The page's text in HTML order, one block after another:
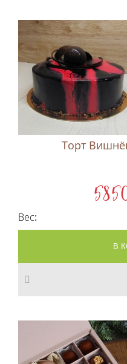
Торт
Вес